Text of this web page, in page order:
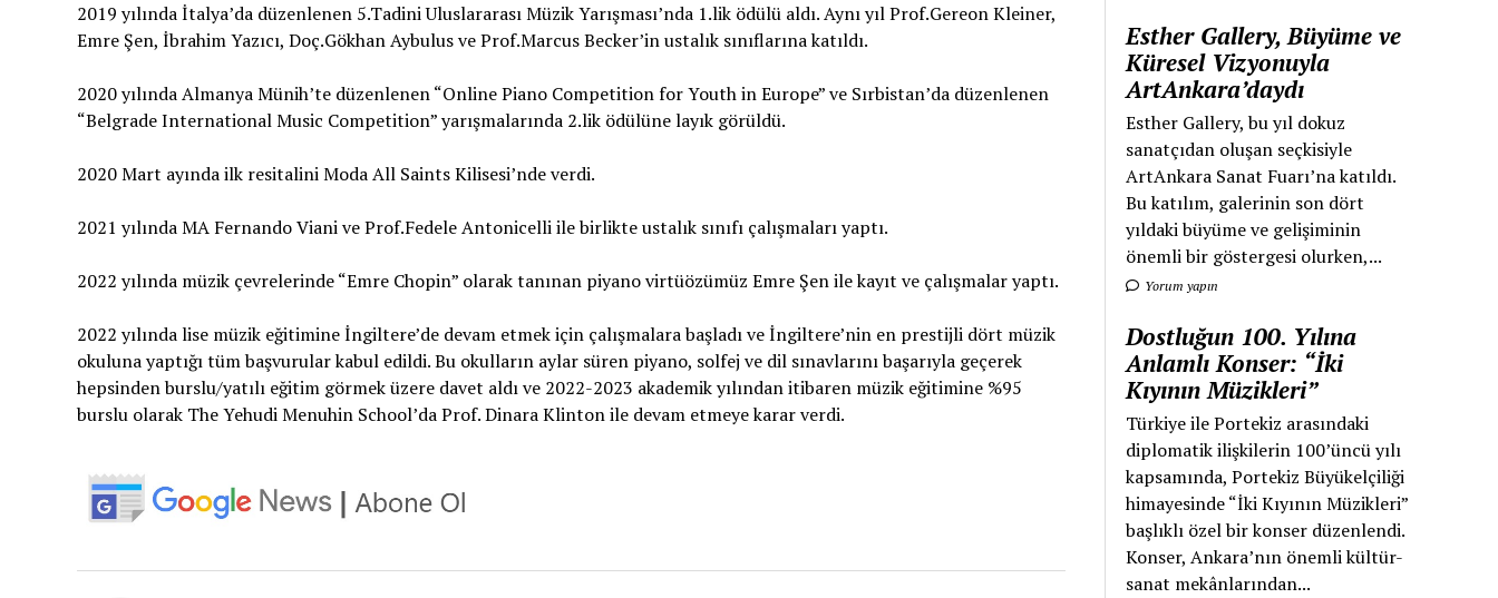
2019 yılında İtalya’da düzenlenen 5.Tadini Uluslararası Müzik Yarışması’nda 1.lik ödülü aldı. Aynı yıl Prof.Gereon Kleiner,
Emre Şen, İbrahim Yazıcı, Doç.Gökhan Aybulus ve Prof.Marcus Becker’in ustalık sınıflarına katıldı.
2020 yılında Almanya Münih’te düzenlenen “Online Piano Competition for Youth in Europe” ve Sırbistan’da düzenlenen
“Belgrade International Music Competition” yarışmalarında 2.lik ödülüne layık görüldü.
2020 Mart ayında ilk resitalini Moda All Saints Kilisesi’nde verdi.
2021 yılında MA Fernando Viani ve Prof.Fedele Antonicelli ile birlikte ustalık sınıfı çalışmaları yaptı.
2022 yılında müzik çevrelerinde “Emre Chopin” olarak tanınan piyano virtüözümüz Emre Şen ile kayıt ve çalışmalar yaptı.
2022 yılında lise müzik eğitimine İngiltere’de devam etmek için çalışmalara başladı ve İngiltere’nin en prestijli dört müzik
okuluna yaptığı tüm başvurular kabul edildi. Bu okulların aylar süren piyano, solfej ve dil sınavlarını başarıyla geçerek
hepsinden burslu/yatılı eğitim görmek üzere davet aldı ve 2022-2023 akademik yılından itibaren müzik eğitimine %95
burslu olarak The Yehudi Menuhin School’da Prof. Dinara Klinton ile devam etmeye karar verdi.
Esther Gallery, Büyüme ve
Küresel Vizyonuyla
ArtAnkara’daydı
Esther Gallery, bu yıl dokuz
sanatçıdan oluşan seçkisiyle
ArtAnkara Sanat Fuarı’na katıldı.
Bu katılım, galerinin son dört
yıldaki büyüme ve gelişiminin
önemli bir göstergesi olurken,...
Yorum yapın
Dostluğun 100. Yılına
Anlamlı Konser: “İki
Kıyının Müzikleri”
Türkiye ile Portekiz arasındaki
diplomatik ilişkilerin 100’üncü yılı
kapsamında, Portekiz Büyükelçiliği
himayesinde “İki Kıyının Müzikleri”
başlıklı özel bir konser düzenlendi.
Konser, Ankara’nın önemli kültür-
sanat mekânlarından...